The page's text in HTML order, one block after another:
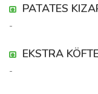
PATATES
-
EKSTRA
-